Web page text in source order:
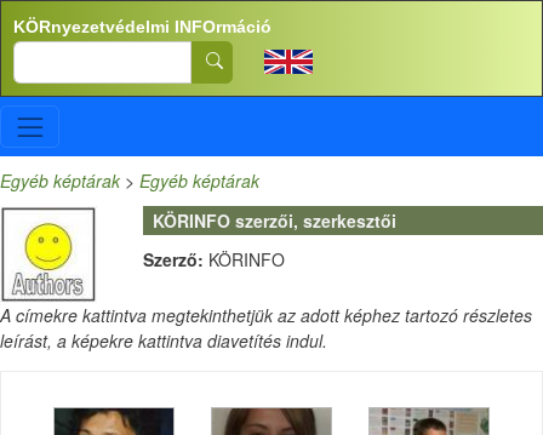
Ugrás a tartalomra
KÖRnyezetvédelmi INFOrmáció
Search
Egyéb képtárak > Egyéb képtárak
KÖRINFO szerzői, szerkesztői
Szerző: KÖRINFO
A címekre kattintva megtekinthetjük az adott képhez tartozó részletes
leírást, a képekre kattintva diavetítés indul.